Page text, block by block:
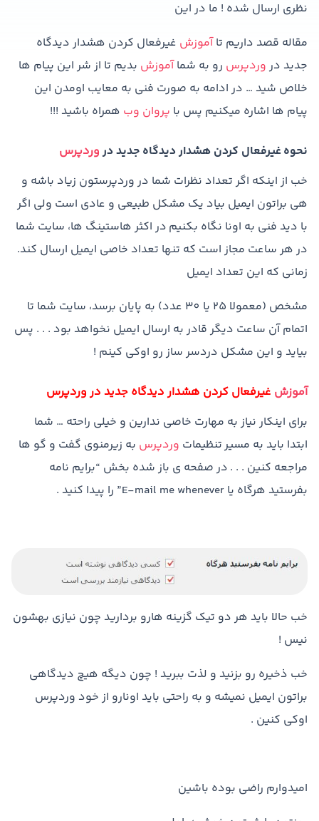
نظری ارسال شده ! ما در این
مقاله قصد داریم تاآموزش غیرفعال کردن هشدار دیدگاه
جدید در وردپرس رو به شماآموزش بدیم تا از شر این پیام ها
خلاص شید … در ادامه به صورت فنی به معایب اومدن این
پیام ها اشاره میکنیم پس با پروان وب همراه باشید !!!
نحوه غیرفعال کردن هشدار دیدگاه جدید در وردپرس
خب از اینکه اگر تعداد نظرات شما در وردپرستون زیاد باشه و
هی براتون ایمیل بیاد یک مشکل طبیعی و عادی است ولی اگر
با دید فنی به اونا نگاه بکنیم در اکثر هاستینگ ها، سایت شما
در هر ساعت مجاز است که تنها تعداد خاصی ایمیل ارسال کند.
زمانی که این تعداد ایمیل
مشخص (معمولا 25 یا 30 عدد) به پایان برسد، سایت شما تا
اتمام آن ساعت دیگر قادر به ارسال ایمیل نخواهد بود . . . پس
بیاید و این مشکل دردسر ساز رو اوکی کینم !
آموزش غیرفعال کردن هشدار دیدگاه جدید در وردپرس
برای اینکار نیاز به مهارت خاصی ندارین و خیلی راحته … شما
ابتدا باید به مسیر تنظیمات وردپرس به زیرمنوی گفت و گو ها
مراجعه کنین . . . در صفحه ی باز شده بخش “برایم نامه
بفرستید هرگاه یا E-mail me whenever” را پیدا کنید .
خب حالا باید هر دو تیک گزینه هارو بردارید چون نیازی بهشون
نیس !
خب ذخیره رو بزنید و لذت ببرید ! چون دیگه هیچ دیدگاهی
براتون ایمیل نمیشه و به راحتی باید اونارو از خود وردپرس
اوکی کنین .
امیدوارم راضی بوده باشین